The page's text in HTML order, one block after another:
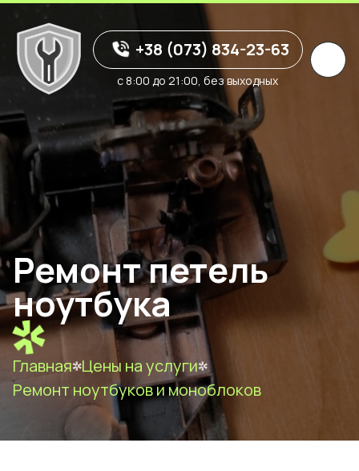
+38 (073) 834-23-63
с 8:00 до 21:00, без выходных
Ремонт петель
ноутбука
Главная Цены на услуги
Ремонт ноутбуков и моноблоков